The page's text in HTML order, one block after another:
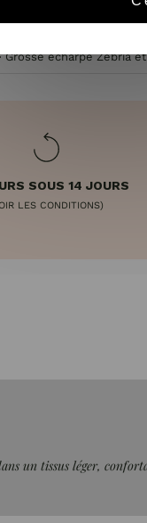
Grosse écharpe Zebria
SOUS 14 JOURS
LES CONDITIONS)
un tissus léger,